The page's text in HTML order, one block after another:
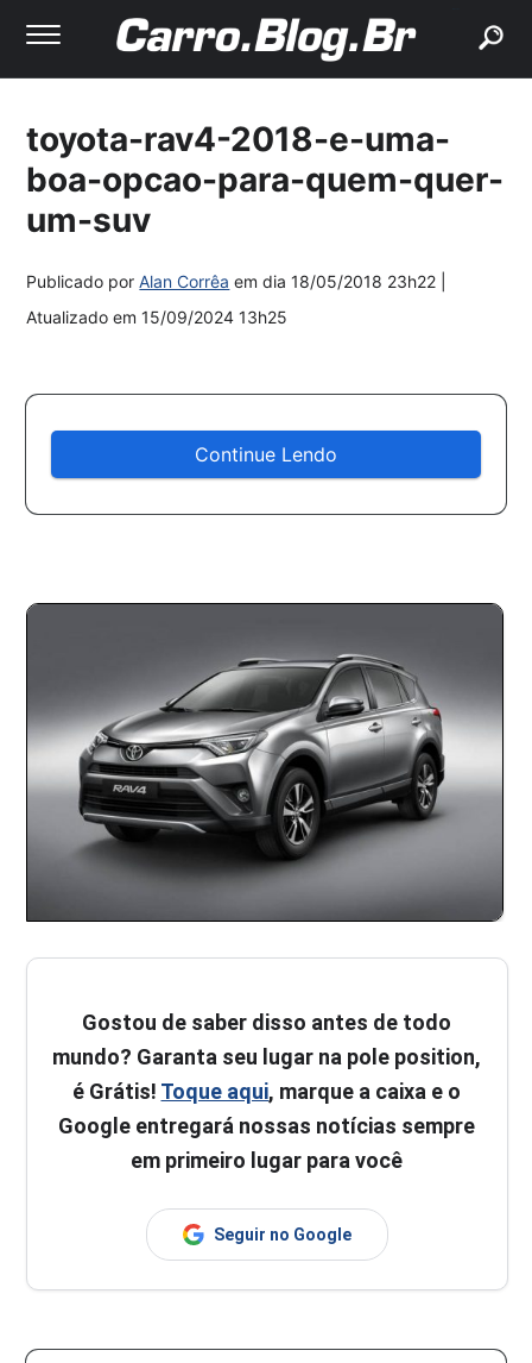
toyota-rav4-2018-e-uma-
boa-opcao-para-quem-quer-
um-suv
Publicado porAlan Corrêa em dia18/05/2018 23h22
Atualizado em15/09/2024 13h25
Continue Lendo
Gostou de saber disso antes de todo
mundo? Garanta seu lugar na pole position,
é Grátis! Toque aqui, marque a caixa e o
Google entregará nossas notícias sempre
em primeiro lugar para você
Seguir no Google